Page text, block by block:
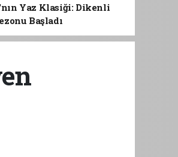
Yaz Klasiği: Dikenli
Başladı